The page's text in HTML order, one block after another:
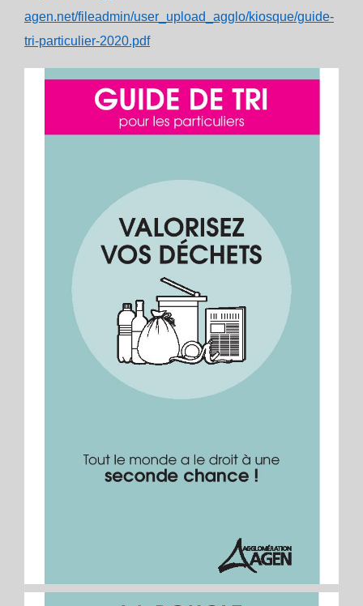
agen.net/fileadmin/user_upload_agglo/kiosque/guide-
tri-particulier-2020.pdf